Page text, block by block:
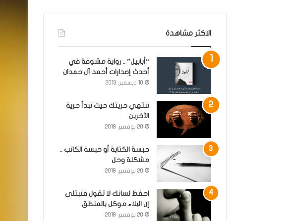
الاكثر مشاهدة
“أبابيل” .. رواية مشوقة في
أحدث إصدارات أحمد آل حمدان
10 ديسمبر، 2019
تنتهي حريتك حيث تبدأ حرية
الآخرين
20 نوفمبر، 2018
حبسة الكتابة أو حبسة الكاتب ..
مشكلة وحل
20 نوفمبر، 2018
احفظ لسانك لا تقول فتبتلى
إن البلاء موكل بالمنطق
20 نوفمبر، 2018